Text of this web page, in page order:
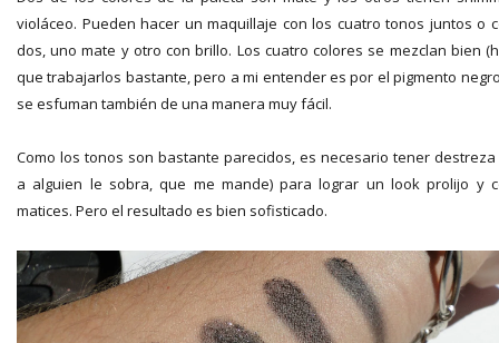
violáceo. Pueden hacer un maquillaje con los cuatro tonos juntos o
dos, uno mate y otro con brillo. Los cuatro colores se mezclan bien
que trabajarlos bastante, pero a mi entender es por el pigmento
se esfuman también de una manera muy fácil.
Como los tonos son bastante parecidos, es necesario tener destreza
a alguien le sobra, que me mande) para lograr un look prolijo y
matices. Pero el resultado es bien sofisticado.